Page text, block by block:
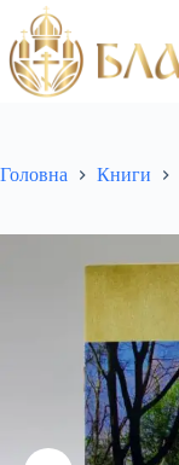
Головна Книги